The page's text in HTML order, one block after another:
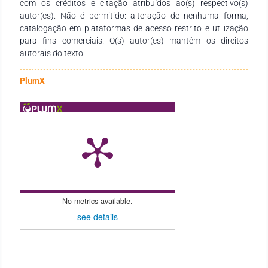
que subestimam a realidade, salientando a importância de
medições por meio de instrumentos in loco, como a A104.
com os créditos e citação atribuídos ao(s) respectivo(s)
autor(es). Não é permitido: alteração de nenhuma forma,
catalogação em plataformas de acesso restrito e utilização
para fins comerciais. O(s) autor(es) mantêm os direitos
autorais do texto.
PlumX
No metrics available.
see details